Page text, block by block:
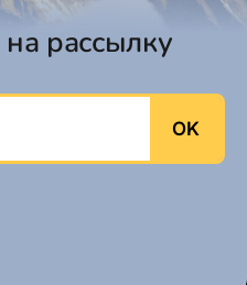
рассылку
OK
за нами: